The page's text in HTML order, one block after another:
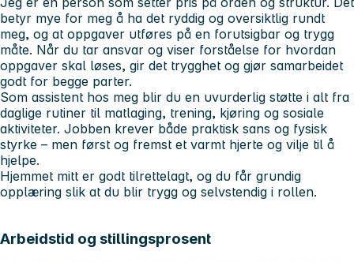
betyr mye for meg å ha det ryddig og oversiktlig rundt
meg, og at oppgaver utføres på en forutsigbar og trygg
måte. Når du tar ansvar og viser forståelse for hvordan
oppgaver skal løses, gir det trygghet og gjør samarbeidet
godt for begge parter.
Som assistent hos meg blir du en uvurderlig støtte i alt fra
daglige rutiner til matlaging, trening, kjøring og sosiale
aktiviteter. Jobben krever både praktisk sans og fysisk
styrke – men først og fremst et varmt hjerte og vilje til å
hjelpe.
Hjemmet mitt er godt tilrettelagt, og du får grundig
opplæring slik at du blir trygg og selvstendig i rollen.
Arbeidstid og stillingsprosent